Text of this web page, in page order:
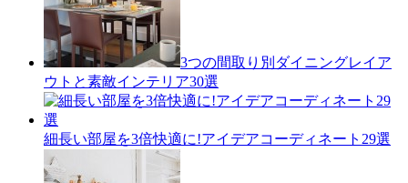
3つの間取り別ダイニングレイア
ウトと素敵インテリア30選
細長い部屋を3倍快適に!アイデアコーディネート29選